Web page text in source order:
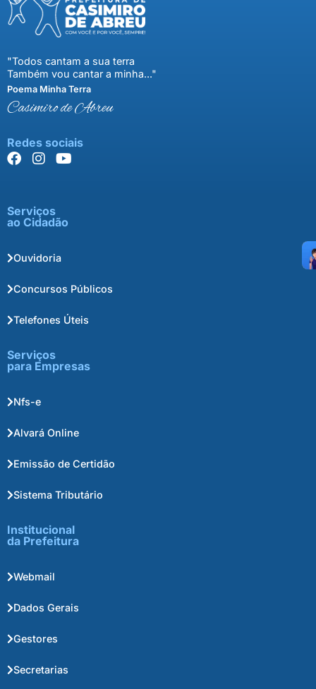
"Todos cantam a sua terra
Também vou cantar a minha..."
Poema Minha Terra
Casimiro de Abreu
Redes sociais
Serviços
ao Cidadão
Ouvidoria
Concursos Públicos
Telefones Úteis
Serviços
para Empresas
Nfs-e
Alvará Online
Emissão de Certidão
Sistema Tributário
Institucional
da Prefeitura
Webmail
Dados Gerais
Gestores
Secretarias